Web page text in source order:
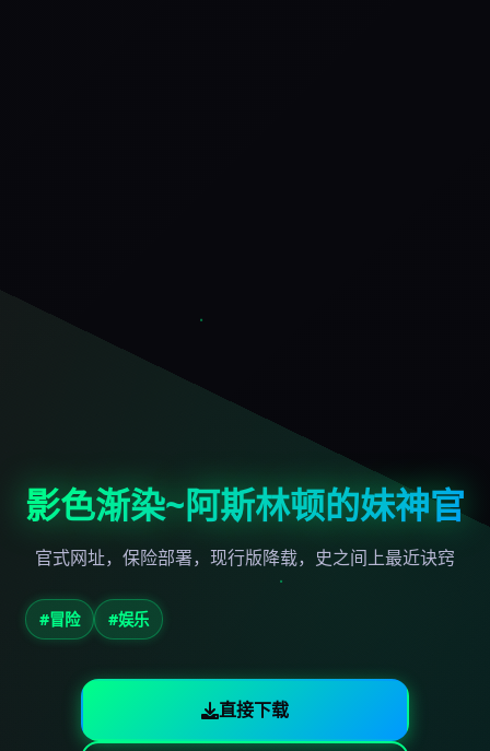
影色渐染~阿斯林顿的妹神官
官式网址，保险部署，现行版降载，史之间上最近诀窍
#冒险 #娱乐
直接下载